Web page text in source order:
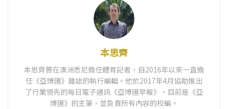
本思齊
本思齊曾在澳洲悉尼擔任體育記者，自2016年以來一直擔
任《亞博匯》雜誌的執行編輯。他於2017年4月協助推出
了行業領先的每日電子通訊《亞博匯早報》，目前是《亞
博匯》的主筆，並負責所有內容的校編。